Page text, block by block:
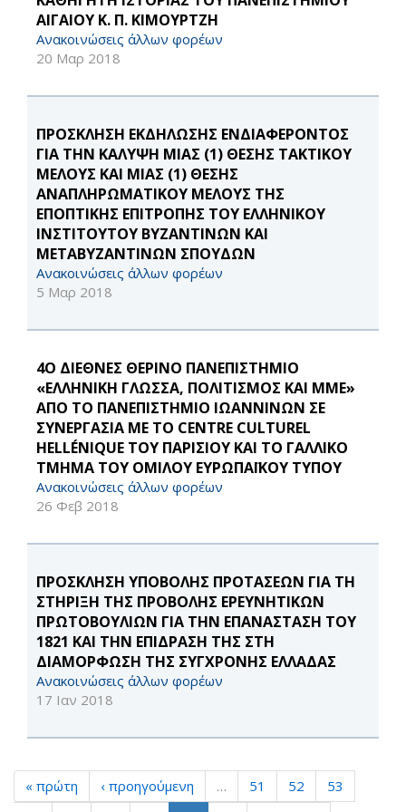
ΑΙΓΑΙΟΥ Κ. Π. ΚΙΜΟΥΡΤΖΗ
Ανακοινώσεις άλλων φορέων
20 Μαρ 2018
ΠΡΟΣΚΛΗΣΗ ΕΚΔΗΛΩΣΗΣ ΕΝΔΙΑΦΕΡΟΝΤΟΣ
ΓΙΑ ΤΗN ΚΑΛΥΨΗ ΜΙΑΣ (1) ΘΕΣΗΣ ΤΑΚΤΙΚΟΥ
ΜΕΛΟΥΣ ΚΑΙ ΜΙΑΣ (1) ΘΕΣΗΣ
ΑΝΑΠΛΗΡΩΜΑΤΙΚΟΥ ΜΕΛΟΥΣ ΤΗΣ
ΕΠΟΠΤΙΚΗΣ ΕΠΙΤΡΟΠΗΣ ΤΟΥ ΕΛΛΗΝΙΚΟΥ
ΙΝΣΤΙΤΟΥΤΟΥ ΒΥΖΑΝΤΙΝΩΝ ΚΑΙ
ΜΕΤΑΒΥΖΑΝΤΙΝΩΝ ΣΠΟΥΔΩΝ
Ανακοινώσεις άλλων φορέων
5 Μαρ 2018
4Ο ΔΙΕΘΝΕΣ ΘΕΡΙΝΟ ΠΑΝΕΠΙΣΤΗΜΙΟ
«ΕΛΛΗΝΙΚΗ ΓΛΩΣΣΑ, ΠΟΛΙΤΙΣΜΟΣ ΚΑΙ ΜΜΕ»
ΑΠΟ ΤΟ ΠΑΝΕΠΙΣΤΗΜΙΟ ΙΩΑΝΝΙΝΩΝ ΣΕ
ΣΥΝΕΡΓΑΣΙΑ ΜΕ ΤΟ CENTRE CULTUREL
HELLÉNIQUE ΤΟΥ ΠΑΡΙΣΙΟΥ ΚΑΙ ΤΟ ΓΑΛΛΙΚΟ
ΤΜΗΜΑ ΤΟΥ ΟΜΙΛΟΥ ΕΥΡΩΠΑΪΚΟΥ ΤΥΠΟΥ
Ανακοινώσεις άλλων φορέων
26 Φεβ 2018
ΠΡΟΣΚΛΗΣΗ ΥΠΟΒΟΛΗΣ ΠΡΟΤΑΣΕΩΝ ΓΙΑ ΤΗ
ΣΤΗΡΙΞΗ ΤΗΣ ΠΡΟΒΟΛΗΣ ΕΡΕΥΝΗΤΙΚΩΝ
ΠΡΩΤΟΒΟΥΛΙΩΝ ΓΙΑ ΤΗΝ ΕΠΑΝΑΣΤΑΣΗ ΤΟΥ
1821 ΚΑΙ ΤΗΝ ΕΠΙΔΡΑΣΗ ΤΗΣ ΣΤΗ
ΔΙΑΜΟΡΦΩΣΗ ΤΗΣ ΣΥΓΧΡΟΝΗΣ ΕΛΛΑΔΑΣ
Ανακοινώσεις άλλων φορέων
17 Ιαν 2018
« πρώτη ‹ προηγούμενη … 51 52
53